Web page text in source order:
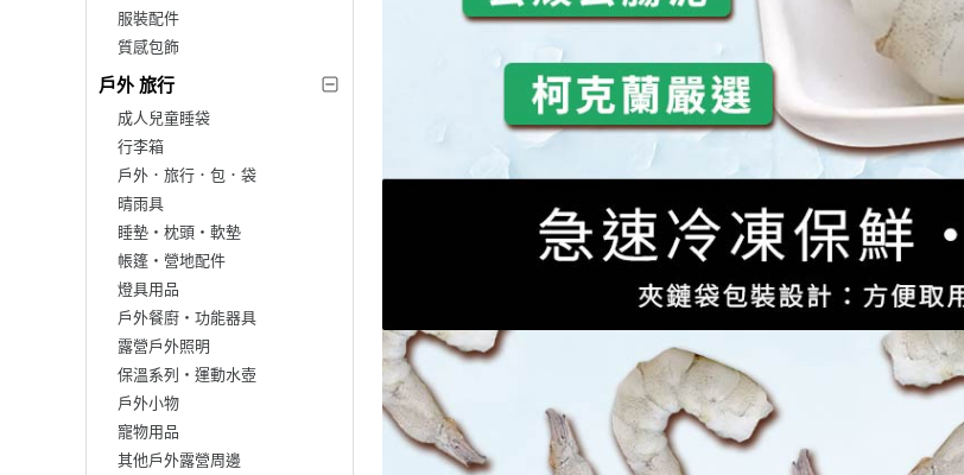
服裝配件
質感包飾
戶外 旅行
成人兒童睡袋
行李箱
戶外．旅行．包．袋
晴雨具
睡墊‧枕頭‧軟墊
帳篷‧營地配件
燈具用品
戶外餐廚‧功能器具
露營戶外照明
保溫系列‧運動水壺
戶外小物
寵物用品
其他戶外露營周邊